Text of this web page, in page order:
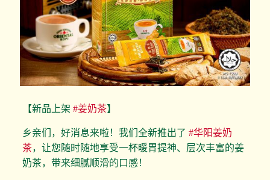
【新品上架 #姜奶茶】
乡亲们，好消息来啦！我们全新推出了 #华阳姜奶
茶，让您随时随地享受一杯暖胃提神、层次丰富的姜
奶茶，带来细腻顺滑的口感！